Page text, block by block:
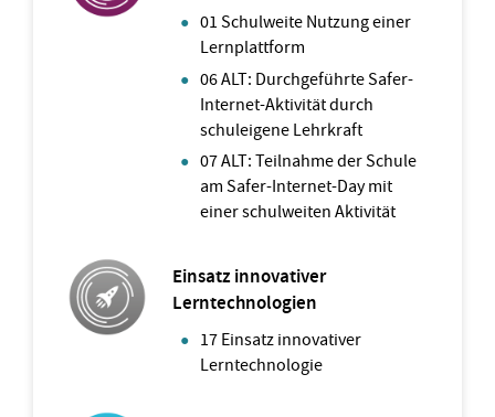
01 Schulweite Nutzung einer
Lernplattform
06 ALT: Durchgeführte Safer-
Internet-Aktivität durch
schuleigene Lehrkraft
07 ALT: Teilnahme der Schule
am Safer-Internet-Day mit
einer schulweiten Aktivität
Einsatz innovativer
Lerntechnologien
17 Einsatz innovativer
Lerntechnologie